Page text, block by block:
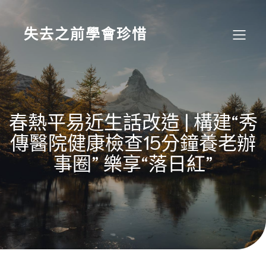
content
失去之前學會珍惜
春熱平易近生話改造 | 構建“秀
傳醫院健康檢查15分鐘養老辦
事圈” 樂享“落日紅”